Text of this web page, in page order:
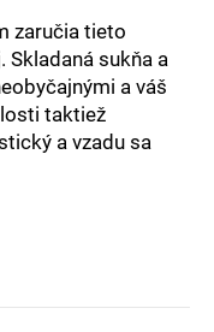
zaručia tieto
Skladaná sukňa a
a váš
taktiež
a vzadu sa